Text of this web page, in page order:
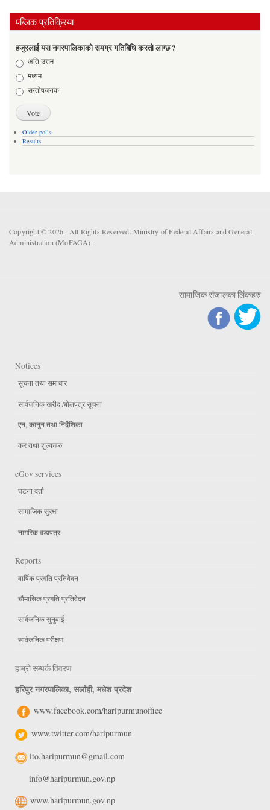
पब्लिक प्रतिक्रिया
हजुरलाई यस नगरपालिकाको समग्र गतिबिधि कस्तो लाग्छ ?
Choicesअति उत्तम
मध्यम
सन्तोषजनक
Older polls
Results
Copyright © 2026 . All Rights Reserved. Ministry of Federal Affairs and General
Administration (MoFAGA).
सामाजिक संजालका लिंकहरु
Notices
सूचना तथा समाचार
सार्वजनिक खरीद /बोलपत्र सूचना
एन, कानुन तथा निर्देशिका
कर तथा शुल्कहरु
eGov services
घटना दर्ता
सामाजिक सुरक्षा
नागरिक वडापत्र
Reports
वार्षिक प्रगति प्रतिवेदन
चौमासिक प्रगति प्रतिवेदन
सार्वजनिक सुनुवाई
सार्वजनिक परीक्षण
हाम्रो सम्पर्क विवरण
हरिपुर नगरपालिका, सर्लाही, मधेश प्रदेश
www.facebook.com/haripurmunoffice
www.twitter.com/haripurmun
ito.haripurmun@gmail.com
info@haripurmun.gov.np
www.haripurmun.gov.np